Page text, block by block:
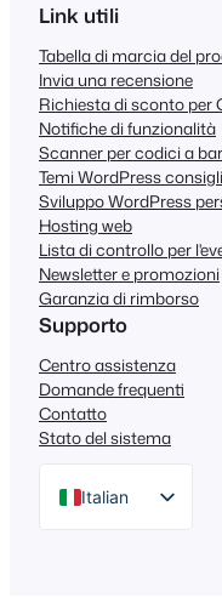
Link utili
Tabella di marcia del
Invia una recensione
Richiesta di sconto per
Notifiche di funzionalità
Scanner per codici a
Temi WordPress
Sviluppo WordPress
Hosting web
Lista di controllo per
Newsletter e promozioni
Garanzia di rimborso
Supporto
Centro assistenza
Domande frequenti
Contatto
Stato del sistema
Italian